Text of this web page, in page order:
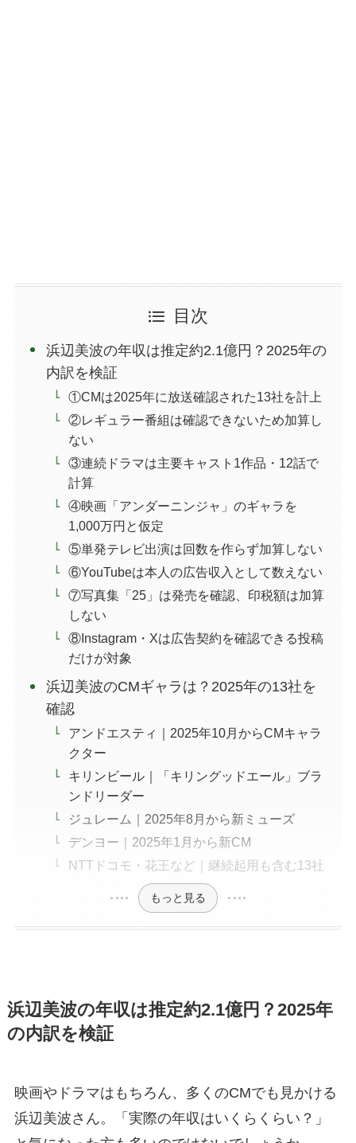
目次
浜辺美波の年収は推定約2.1億円？2025年の
内訳を検証
①CMは2025年に放送確認された13社を計上
②レギュラー番組は確認できないため加算し
ない
③連続ドラマは主要キャスト1作品・12話で
計算
④映画「アンダーニンジャ」のギャラを
1,000万円と仮定
⑤単発テレビ出演は回数を作らず加算しない
⑥YouTubeは本人の広告収入として数えない
⑦写真集「25」は発売を確認、印税額は加算
しない
⑧Instagram・Xは広告契約を確認できる投稿
だけが対象
浜辺美波のCMギャラは？2025年の13社を
確認
アンドエスティ｜2025年10月からCMキャラ
クター
キリンビール｜「キリングッドエール」ブラ
ンドリーダー
ジュレーム｜2025年8月から新ミューズ
デンヨー｜2025年1月から新CM
NTTドコモ・花王など｜継続起用も含む13社
もっと見る
浜辺美波の年収は推定約2.1億円？2025年
の内訳を検証
映画やドラマはもちろん、多くのCMでも見かける
浜辺美波さん。「実際の年収はいくらくらい？」